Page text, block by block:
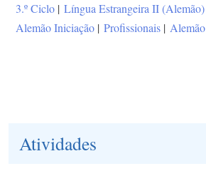
3.º Ciclo | Língua Estrangeira II (Alemão)
Alemão Iniciação | Profissionais | Alemão
Atividades